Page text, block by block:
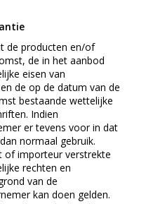
de producten en/of
de in het aanbod
eisen van
de op de datum van de
bestaande wettelijke
Indien
er tevens voor in dat
normaal gebruik.
of importeur verstrekte
rechten en
van de
kan doen gelden.